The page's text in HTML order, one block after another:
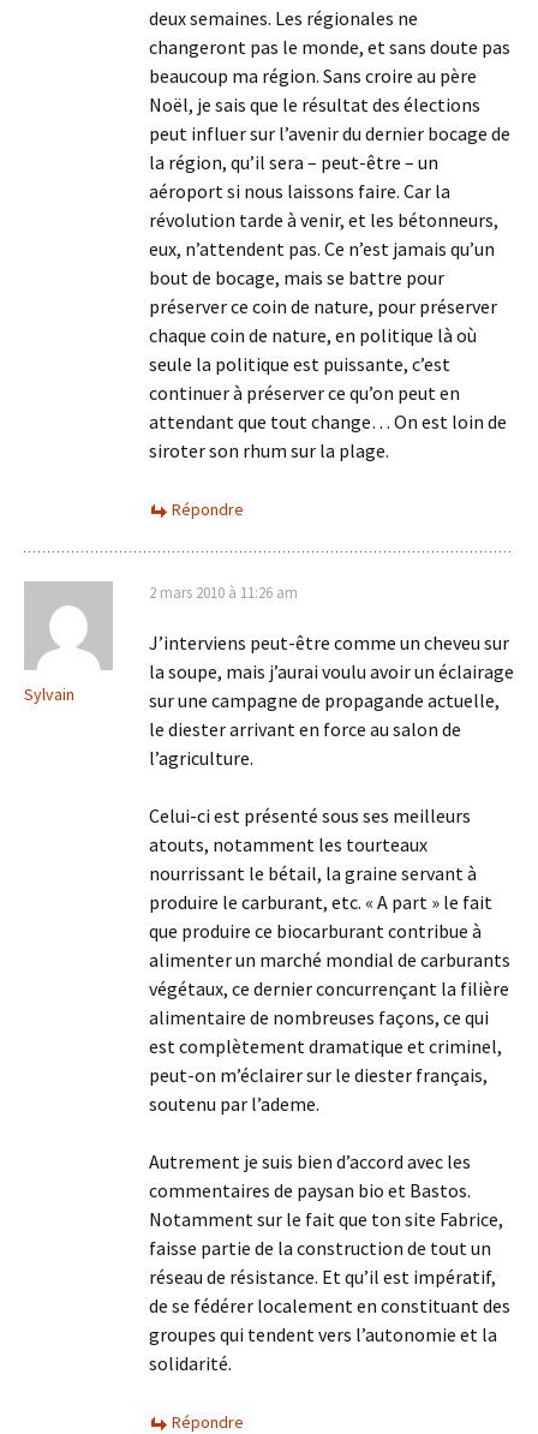
deux semaines. Les régionales ne
changeront pas le monde, et sans doute pas
beaucoup ma région. Sans croire au père
Noël, je sais que le résultat des élections
peut influer sur l’avenir du dernier bocage de
la région, qu’il sera – peut-être – un
aéroport si nous laissons faire. Car la
révolution tarde à venir, et les bétonneurs,
eux, n’attendent pas. Ce n’est jamais qu’un
bout de bocage, mais se battre pour
préserver ce coin de nature, pour préserver
chaque coin de nature, en politique là où
seule la politique est puissante, c’est
continuer à préserver ce qu’on peut en
attendant que tout change… On est loin de
siroter son rhum sur la plage.
Répondre
Sylvain
2 mars 2010 à 11:26 am
J’interviens peut-être comme un cheveu sur
la soupe, mais j’aurai voulu avoir un éclairage
sur une campagne de propagande actuelle,
le diester arrivant en force au salon de
l’agriculture.
Celui-ci est présenté sous ses meilleurs
atouts, notamment les tourteaux
nourrissant le bétail, la graine servant à
produire le carburant, etc. « A part » le fait
que produire ce biocarburant contribue à
alimenter un marché mondial de carburants
végétaux, ce dernier concurrençant la filière
alimentaire de nombreuses façons, ce qui
est complètement dramatique et criminel,
peut-on m’éclairer sur le diester français,
soutenu par l’ademe.
Autrement je suis bien d’accord avec les
commentaires de paysan bio et Bastos.
Notamment sur le fait que ton site Fabrice,
faisse partie de la construction de tout un
réseau de résistance. Et qu’il est impératif,
de se fédérer localement en constituant des
groupes qui tendent vers l’autonomie et la
solidarité.
Répondre